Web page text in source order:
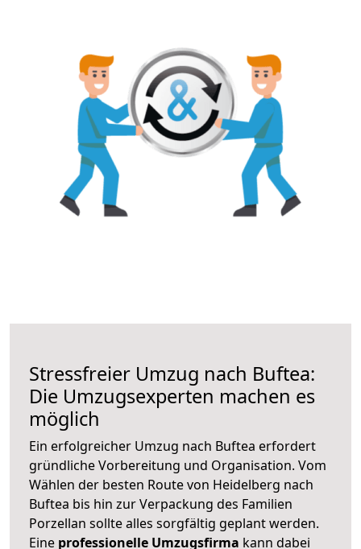
Stressfreier Umzug nach Buftea:
Die Umzugsexperten machen es
möglich
Ein erfolgreicher Umzug nach Buftea erfordert
gründliche Vorbereitung und Organisation. Vom
Wählen der besten Route von Heidelberg nach
Buftea bis hin zur Verpackung des Familien
Porzellan sollte alles sorgfältig geplant werden.
Eine professionelle Umzugsfirma kann dabei